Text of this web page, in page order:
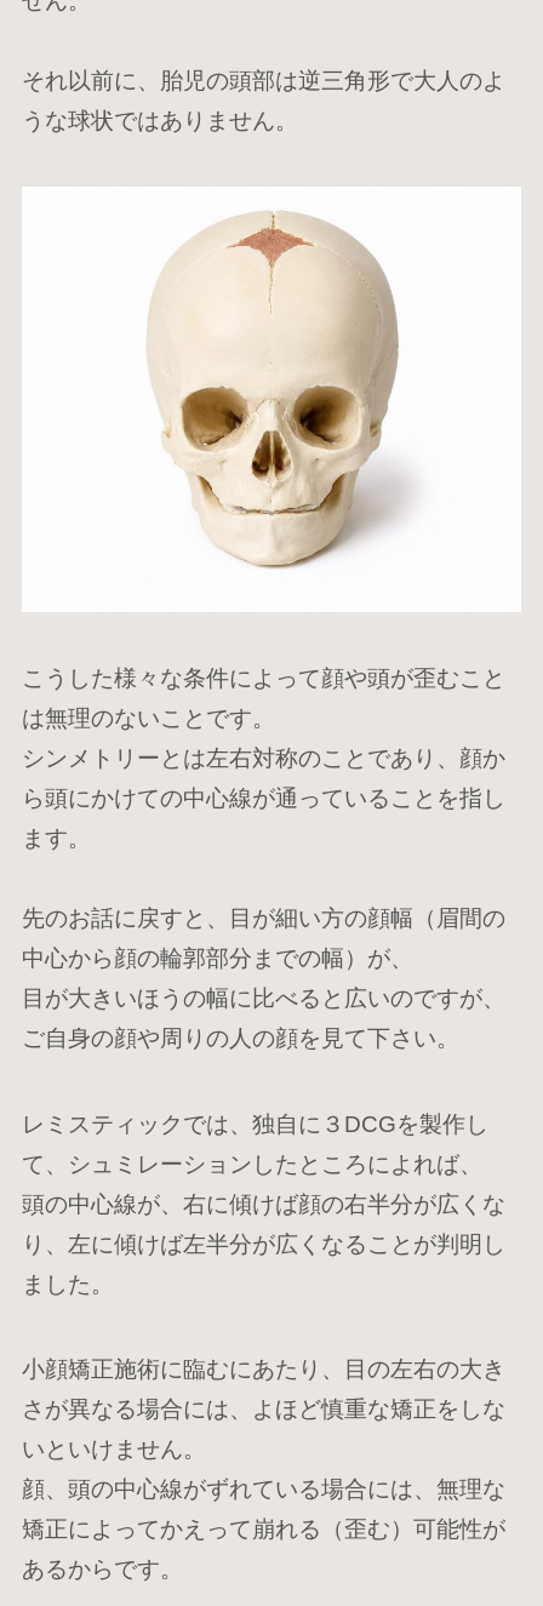
Menu
メンタルケア
それ以前に、胎児の頭部は逆三角形で大人のよ
うな球状ではありません。
こうした様々な条件によって顔や頭が歪むこと
は無理のないことです。
シンメトリーとは左右対称のことであり、顔か
ら頭にかけての中心線が通っていることを指し
ます。
先のお話に戻すと、目が細い方の顔幅（眉間の
中心から顔の輪郭部分までの幅）が、
目が大きいほうの幅に比べると広いのですが、
ご自身の顔や周りの人の顔を見て下さい。
レミスティックでは、独自に３DCGを製作し
て、シュミレーションしたところによれば、
頭の中心線が、右に傾けば顔の右半分が広くな
り、左に傾けば左半分が広くなることが判明し
ました。
小顔矯正施術に臨むにあたり、目の左右の大き
さが異なる場合には、よほど慎重な矯正をしな
いといけません。
顔、頭の中心線がずれている場合には、無理な
矯正によってかえって崩れる（歪む）可能性が
あるからです。